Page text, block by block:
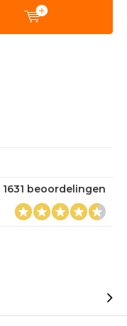
1631 beoordelingen